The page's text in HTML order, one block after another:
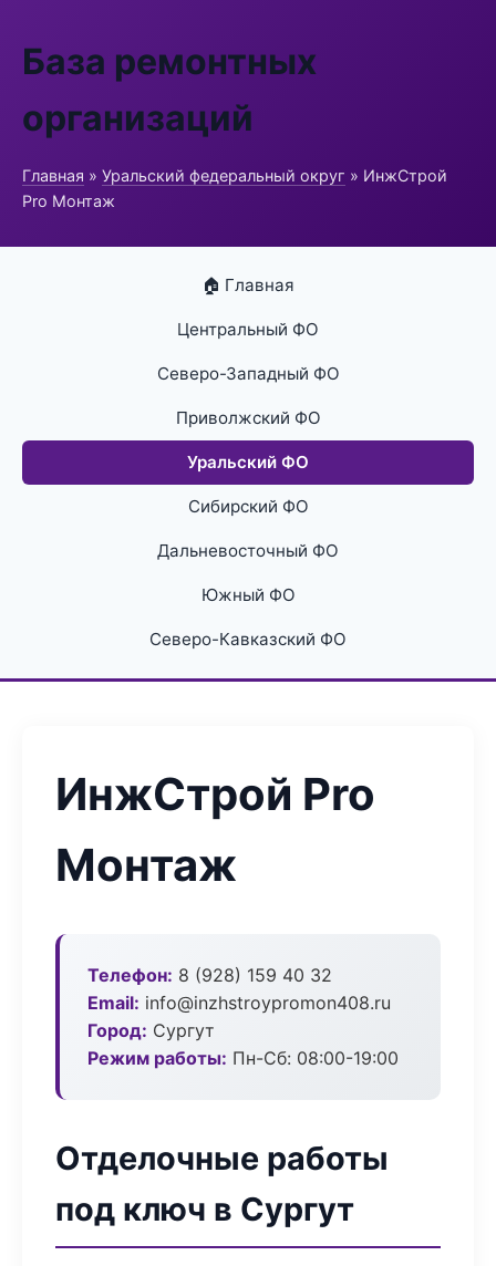
База ремонтных
организаций
Главная » Уральский федеральный округ » ИнжСтрой
Pro Монтаж
🏠 Главная
Центральный ФО
Северо-Западный ФО
Приволжский ФО
Уральский ФО
Сибирский ФО
Дальневосточный ФО
Южный ФО
Северо-Кавказский ФО
ИнжСтрой Pro
Монтаж
Телефон: 8 (928) 159 40 32
Email: info@inzhstroypromon408.ru
Город: Сургут
Режим работы: Пн-Сб: 08:00-19:00
Отделочные работы
под ключ в Сургут